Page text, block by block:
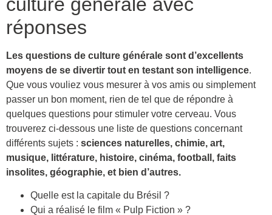
réponses
Les questions de culture générale sont d’excellents
moyens de se divertir tout en testant son intelligence.
Que vous vouliez vous mesurer à vos amis ou simplement
passer un bon moment, rien de tel que de répondre à
quelques questions pour stimuler votre cerveau. Vous
trouverez ci-dessous une liste de questions concernant
différents sujets : sciences naturelles, chimie, art,
musique, littérature, histoire, cinéma, football, faits
insolites, géographie, et bien d’autres.
Quelle est la capitale du Brésil ?
Qui a réalisé le film « Pulp Fiction » ?